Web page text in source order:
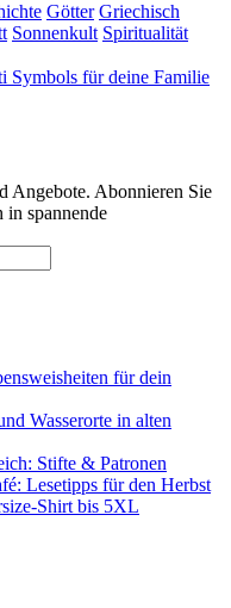
Götter Griechisch
Sonnenkult Spiritualität
Symbols für deine Familie
Angebote. Abonnieren Sie
in spannende
für dein
Wasserorte in alten
Stifte & Patronen
Lesetipps für den Herbst
Shirt bis 5XL